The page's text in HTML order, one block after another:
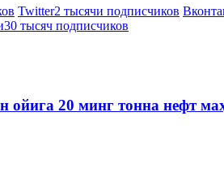
Twitter2 тысячи подписчиков
30 тысяч подписчиков
ойига 20 минг тонна нефт